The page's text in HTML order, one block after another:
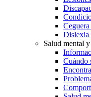
Dislexia
Salud mental
Cuándo